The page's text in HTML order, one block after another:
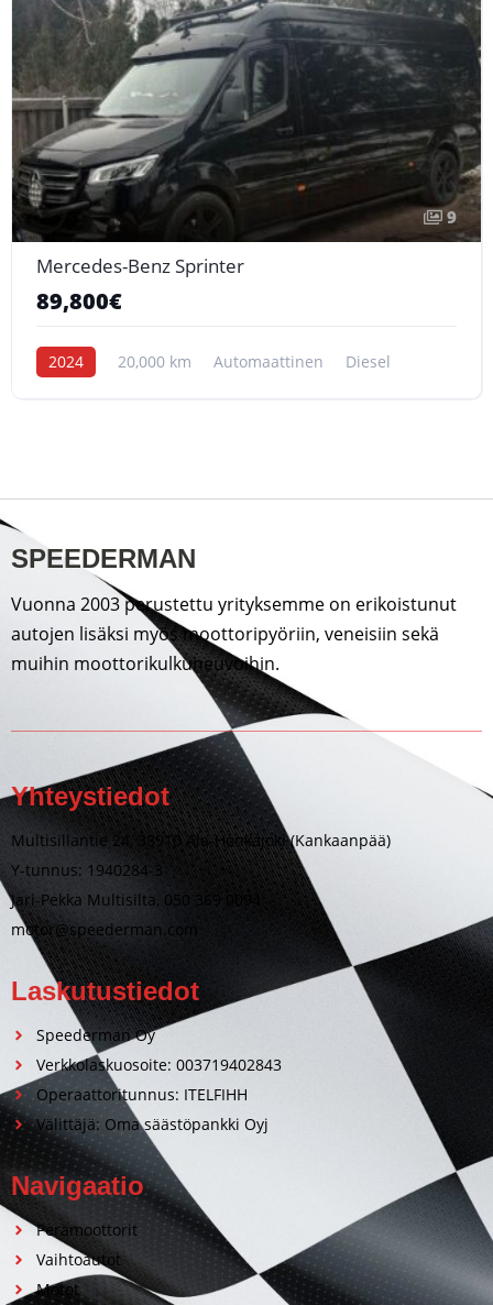
9
Mercedes-Benz Sprinter
89,800€
2024 20,000 km Automaattinen Diesel
SPEEDERMAN
Vuonna 2003 perustettu yrityksemme on erikoistunut
autojen lisäksi myös moottoripyöriin, veneisiin sekä
muihin moottorikulkuneuvoihin.
Yhteystiedot
Multisillantie 24, 38910 Ala-Honkajoki (Kankaanpää)
Y-tunnus: 1940284-3
Jari-Pekka Multisilta, 050 369 0094
motor@speederman.com
Laskutustiedot
Speederman Oy
Verkkolaskuosoite: 003719402843
Operaattoritunnus: ITELFIHH
Välittäjä: Oma säästöpankki Oyj
Navigaatio
Perämoottorit
Vaihtoautot
Motot